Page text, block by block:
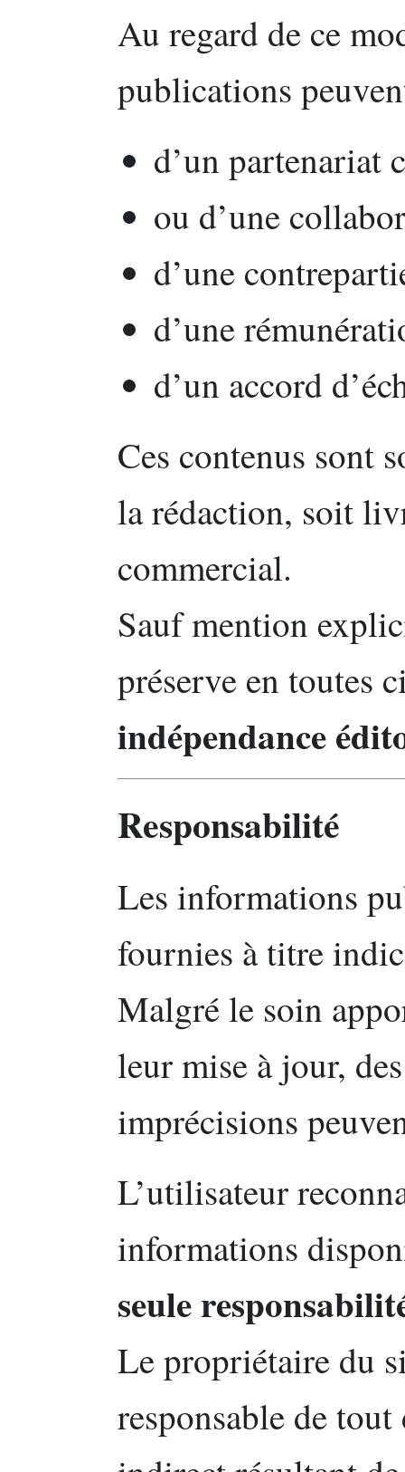
Au regard de ce
publications
d’un partenariat
ou d’une
d’une
d’une
d’un accord
Ces contenus sont
la rédaction, soit
commercial.
Sauf mention
préserve en toutes
indépendance
Responsabilité
Les informations
fournies à titre
Malgré le soin
leur mise à jour,
imprécisions
L’utilisateur
informations
seule
Le propriétaire du
responsable de